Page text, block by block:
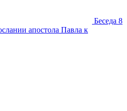
Беседа 8
апостола Павла к